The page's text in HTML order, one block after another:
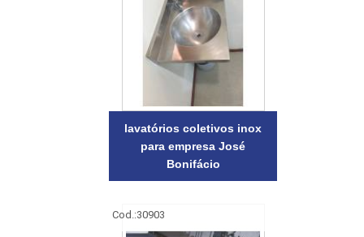
lavatórios coletivos inox
para empresa José
Bonifácio
Cod.:30903